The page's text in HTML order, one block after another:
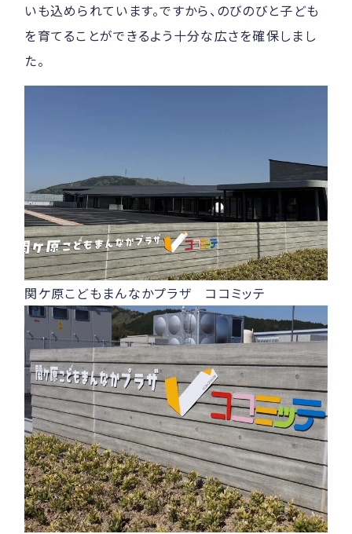
いも込められています。ですから、のびのびと子ども
を育てることができるよう十分な広さを確保しまし
た。
関ケ原こどもまんなかプラザ ココミッテ